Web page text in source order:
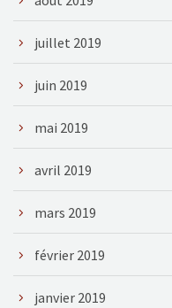
juillet 2019
juin 2019
mai 2019
avril 2019
mars 2019
février 2019
janvier 2019